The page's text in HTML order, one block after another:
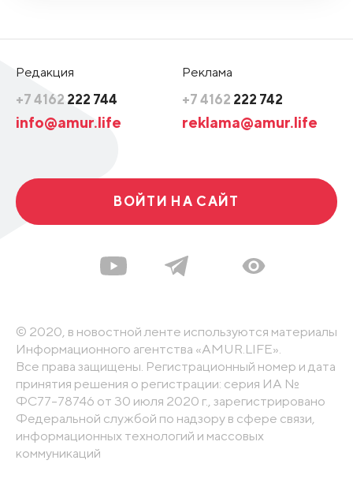
Редакция
+7 4162 222 744
info@amur.life
Реклама
+7 4162 222 742
reklama@amur.life
ВОЙТИ НА САЙТ
© 2020, в новостной ленте используются материалы
Информационного агентства «AMUR.LIFE».
Все права защищены. Регистрационный номер и дата
принятия решения о регистрации: серия ИА №
ФС77-78746 от 30 июля 2020 г., зарегистрировано
Федеральной службой по надзору в сфере связи,
информационных технологий и массовых
коммуникаций